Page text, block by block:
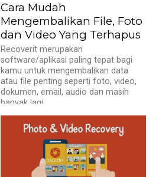
Cara Mudah
Mengembalikan File, Foto
dan Video Yang Terhapus
Recoverit merupakan
software/aplikasi paling tepat bagi
kamu untuk mengembalikan data
atau file penting seperti foto, video,
dokumen, email, audio dan masih
banyak lagi...